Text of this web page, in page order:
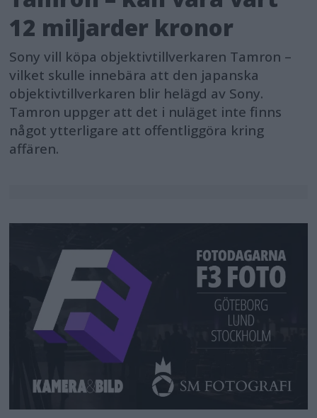
12 miljarder kronor
Sony vill köpa objektivtillverkaren Tamron –
vilket skulle innebära att den japanska
objektivtillverkaren blir helägd av Sony.
Tamron uppger att det i nuläget inte finns
något ytterligare att offentliggöra kring
affären.